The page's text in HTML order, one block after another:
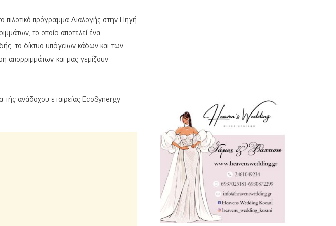
πιλοτικό πρόγραμμα Διαλογής στην Πηγή
το οποίο αποτελεί ένα
το δίκτυο υπόγειων κάδων και των
απορριμμάτων και μας γεμίζουν
ανάδοχου εταιρείας EcoSynergy